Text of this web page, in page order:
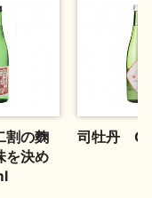
の麴
を決め
司牡丹